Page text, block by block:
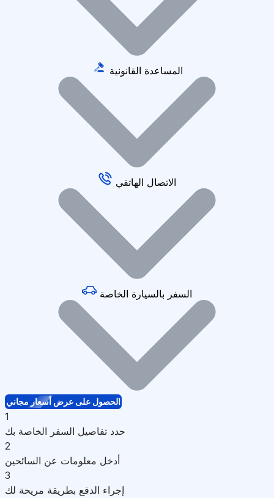
المساعدة القانونية
الاتصال الهاتفي
السفر بالسيارة الخاصة
الحصول على عرض أسعار مجاني
1
حدد تفاصيل السفر الخاصة بك
2
أدخل معلومات عن السائحين
3
إجراء الدفع بطريقة مريحة لك